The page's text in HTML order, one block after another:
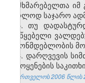
მომხმარებელთა
მხოლოდ საჯარო
5. თუ
მაუწყებელი
კანონმდებლობის
6. დარღვევის
გამოყენების
საქართველოს 2006 წლის